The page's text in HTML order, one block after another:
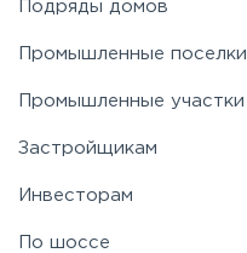
Подряды домов
Промышленные поселки
Промышленные участки
Застройщикам
Инвесторам
По шоссе